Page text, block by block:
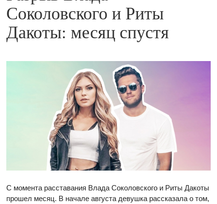
Соколовского и Риты
Дакоты: месяц спустя
С момента расставания Влада Соколовского и Риты Дакоты
прошел месяц. В начале августа девушка рассказала о том,